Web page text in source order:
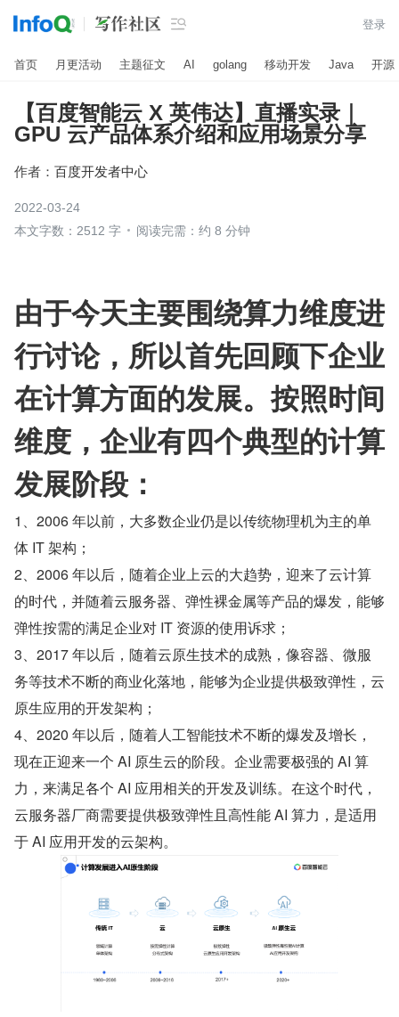
 登录
首页 月更活动 主题征文 AI golang 移动开发 Java 开源
【百度智能云 X 英伟达】直播实录｜
GPU 云产品体系介绍和应用场景分享
作者： 百度开发者中心
2022-03-24
本文字数：2512 字
阅读完需：约 8 分钟
由于今天主要围绕算力维度进
行讨论，所以首先回顾下企业
在计算方面的发展。按照时间
维度，企业有四个典型的计算
发展阶段：
1、2006 年以前，大多数企业仍是以传统物理机为主的单
体 IT 架构；
2、2006 年以后，随着企业上云的大趋势，迎来了云计算
的时代，并随着云服务器、弹性裸金属等产品的爆发，能够
弹性按需的满足企业对 IT 资源的使用诉求；
3、2017 年以后，随着云原生技术的成熟，像容器、微服
务等技术不断的商业化落地，能够为企业提供极致弹性，云
原生应用的开发架构；
4、2020 年以后，随着人工智能技术不断的爆发及增长，
现在正迎来一个 AI 原生云的阶段。企业需要极强的 AI 算
力，来满足各个 AI 应用相关的开发及训练。在这个时代，
云服务器厂商需要提供极致弹性且高性能 AI 算力，是适用
于 AI 应用开发的云架构。